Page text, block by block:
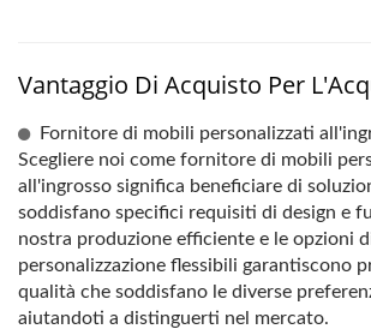
Vantaggio Di Acquisto Per
Fornitore di mobili personalizzati
Scegliere noi come fornitore di mobili
all'ingrosso significa beneficiare di
soddisfano specifici requisiti di design e
nostra produzione efficiente e le opzioni
personalizzazione flessibili garantiscono
qualità che soddisfano le diverse
aiutandoti a distinguerti nel mercato.